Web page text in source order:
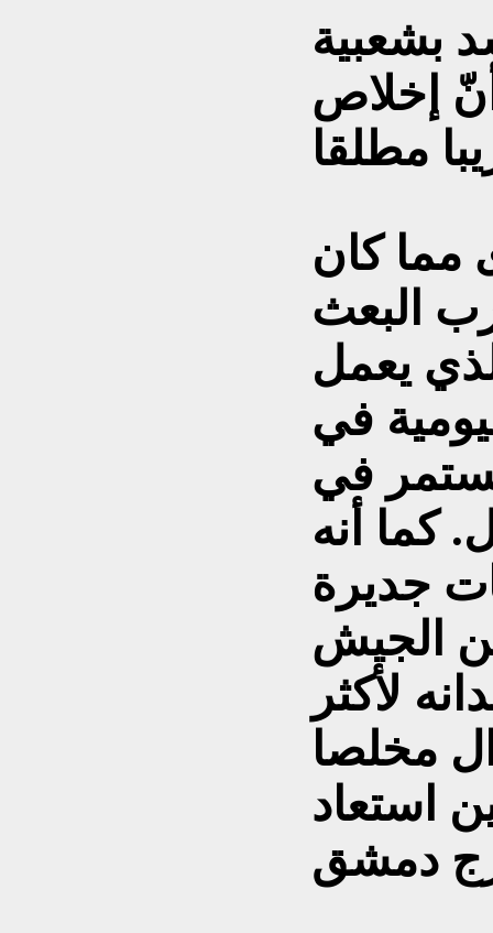
بشعبية
إخلاص
مما كان
حزب البعث
يعمل
في
في
كما أنه
جديرة
من الجيش
لأكثر
مخلصا
استعاد